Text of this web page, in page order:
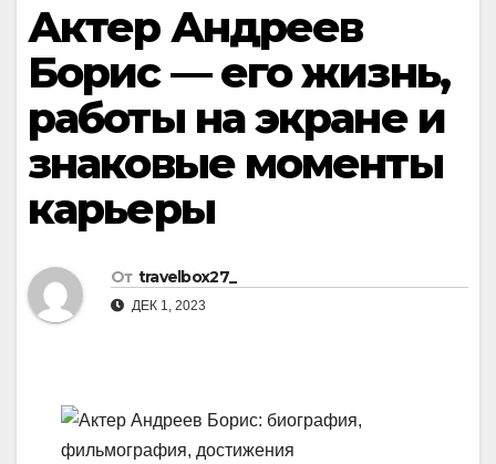
Актер Андреев
Борис — его жизнь,
работы на экране и
знаковые моменты
карьеры
От travelbox27_
ДЕК 1, 2023